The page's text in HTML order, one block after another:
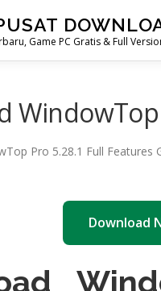
Game PC Gratis & Full
Download